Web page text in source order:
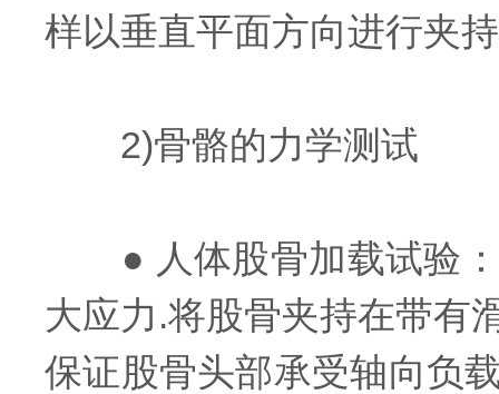
样以垂直平面方向进行夹
2)骨骼的力学测试
● 人体股骨加载试验：
大应力.将股骨夹持在带有
保证股骨头部承受轴向负